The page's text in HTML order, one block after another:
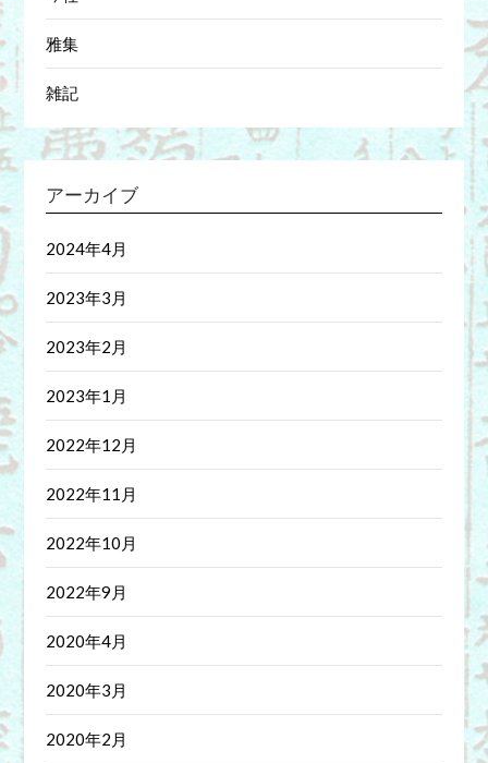
雅集
雑記
アーカイブ
2024年4月
2023年3月
2023年2月
2023年1月
2022年12月
2022年11月
2022年10月
2022年9月
2020年4月
2020年3月
2020年2月